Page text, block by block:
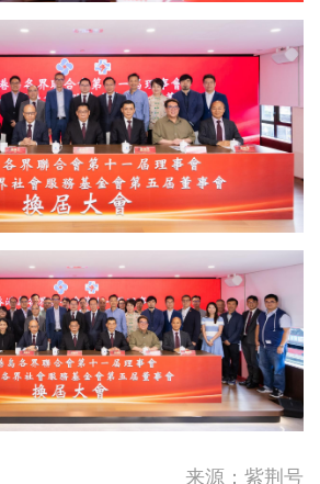
来源：紫荆号
野火失控 逾2万人